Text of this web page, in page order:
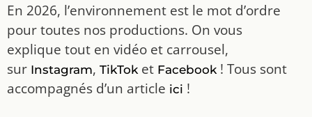
En 2026, l’environnement est le mot d’ordre
pour toutes nos productions. On vous
explique tout en vidéo et carrousel,
sur Instagram, TikToket Facebook! Tous sont
accompagnés d’un article ici !